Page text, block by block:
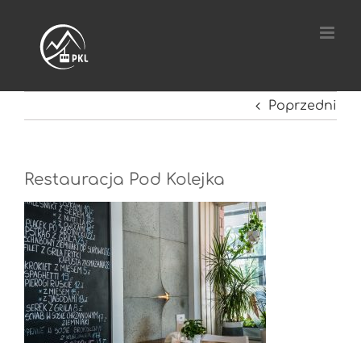
zawartości
Poprzedni
Restauracja Pod Kolejka